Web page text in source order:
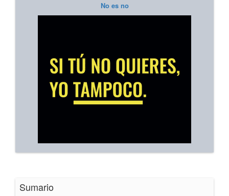
No es no
Sumario